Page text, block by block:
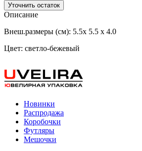
Уточнить остаток
Описание
Внеш.размеры (см): 5.5х 5.5 х 4.0
Цвет: светло-бежевый
Новинки
Распродажа
Коробочки
Футляры
Мешочки